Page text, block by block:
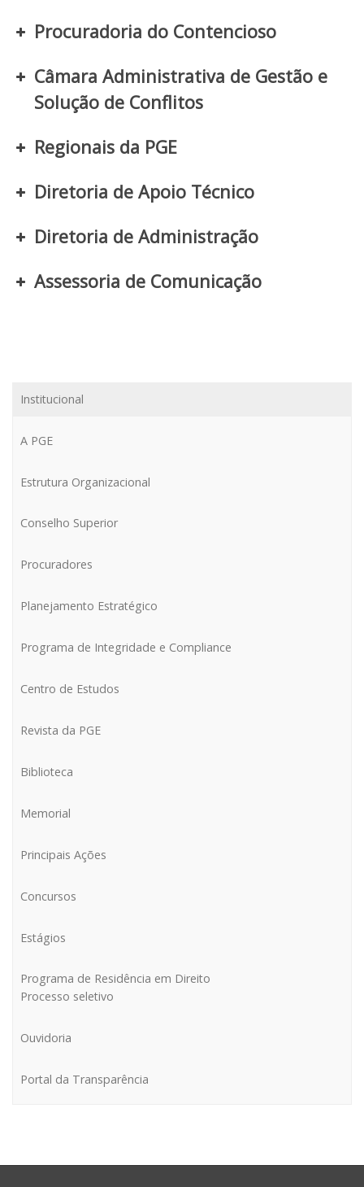
Derecho Ambiental y de la
Procuradoria do Contencioso
Câmara Administrativa de Gestão e
Solução de Conflitos
Regionais da PGE
TODAS AS REGIONAIS DA PGE
REGIONAL DE BLUMENAU
Diretoria de Apoio Técnico
Diretoria de Administração
Assessoria de Comunicação
Institucional
A PGE
Estrutura Organizacional
Conselho Superior
Procuradores
Planejamento Estratégico
Programa de Integridade e Compliance
Centro de Estudos
Revista da PGE
Biblioteca
Memorial
Principais Ações
Concursos
Estágios
Programa de Residência em Direito
Processo seletivo
Ouvidoria
Portal da Transparência